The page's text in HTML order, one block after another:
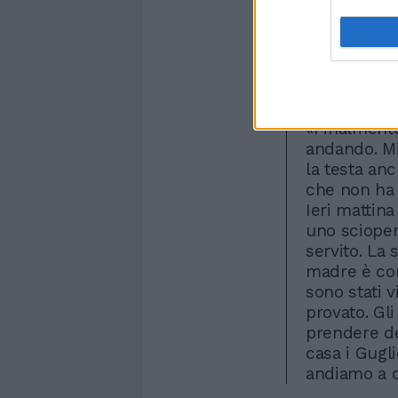
Gugliotta,
sollievo:
ha fatto il
stato lui
I familiari
andando.
la testa
che non
Ieri
uno
servito. La
madre è
sono stati
provato.
prendere
casa i
andiamo a